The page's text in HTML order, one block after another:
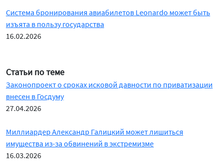
Система бронирования авиабилетов Leonardo может быть
изъята в пользу государства
16.02.2026
Статьи по теме
Законопроект о сроках исковой давности по приватизации
внесен в Госдуму
27.04.2026
Миллиардер Александр Галицкий может лишиться
имущества из-за обвинений в экстремизме
16.03.2026